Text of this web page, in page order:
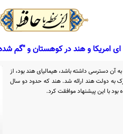
امریکا و هند در کوهستان و "گم
آن دسترسی داشته باشد، هیمالیای هند بود، از
به دولت هند ارائه شد. هند که حدود دو سال
با این پیشنهاد موافقت کرد.